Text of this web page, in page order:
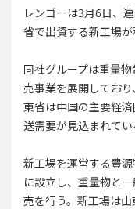
レンゴーは3月6日、
省で出資する新工場が
同社グループは重量
売事業を展開してお
東省は中国の主要経
送需要が見込まれてい
新工場を運営する豊
に設立し、重量物と
売を行う。新工場は